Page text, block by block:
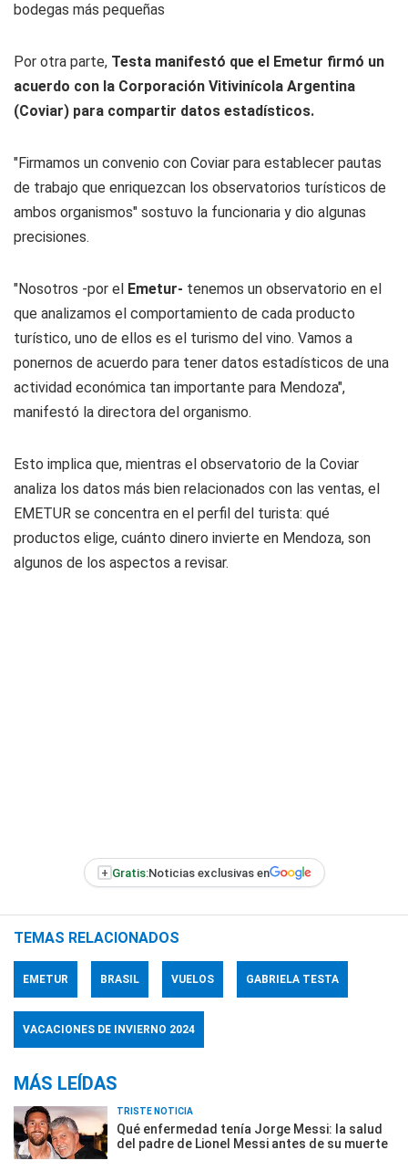
bodegas más pequeñas
Por otra parte, Testa manifestó que el Emetur firmó un
acuerdo con la Corporación Vitivinícola Argentina
(Coviar) para compartir datos estadísticos.
"Firmamos un convenio con Coviar para establecer pautas
de trabajo que enriquezcan los observatorios turísticos de
ambos organismos" sostuvo la funcionaria y dio algunas
precisiones.
"Nosotros -por el Emetur- tenemos un observatorio en el
que analizamos el comportamiento de cada producto
turístico, uno de ellos es el turismo del vino. Vamos a
ponernos de acuerdo para tener datos estadísticos de una
actividad económica tan importante para Mendoza",
manifestó la directora del organismo.
Esto implica que, mientras el observatorio de la Coviar
analiza los datos más bien relacionados con las ventas, el
EMETUR se concentra en el perfil del turista: qué
productos elige, cuánto dinero invierte en Mendoza, son
algunos de los aspectos a revisar.
+ Gratis:Noticias exclusivas en
TEMAS RELACIONADOS
EMETUR BRASIL VUELOS GABRIELA TESTA
VACACIONES DE INVIERNO 2024
MÁS LEÍDAS
TRISTE NOTICIA
Qué enfermedad tenía Jorge Messi: la salud
del padre de Lionel Messi antes de su muerte